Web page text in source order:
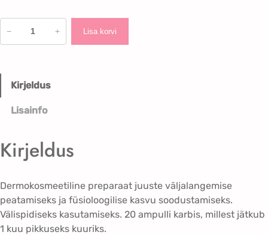
.
I
n
s
d
e
− + Lisa korvi
Kirjeldus
Lisainfo
Kirjeldus
Dermokosmeetiline preparaat juuste väljalangemise
peatamiseks ja füsioloogilise kasvu soodustamiseks.
Välispidiseks kasutamiseks. 20 ampulli karbis, millest jätkub
1 kuu pikkuseks kuuriks.